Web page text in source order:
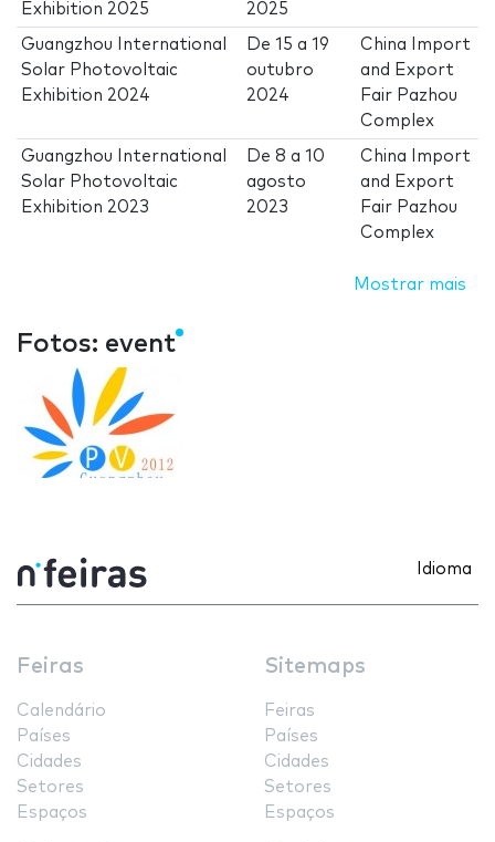
Exhibition 2025
2025
Guangzhou International
Solar Photovoltaic
Exhibition 2024
De15 a19
outubro
2024
China Import
and Export
Fair Pazhou
Complex
Guangzhou International
Solar Photovoltaic
Exhibition 2023
De8 a10
agosto
2023
China Import
and Export
Fair Pazhou
Complex
Mostrar mais
Fotos: event
Idioma
Feiras
Calendário
Países
Cidades
Setores
Espaços
Sitemaps
Feiras
Países
Cidades
Setores
Espaços